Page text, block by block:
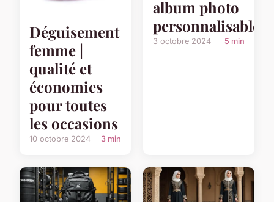
Déguisement
femme |
qualité et
économies
pour toutes
les occasions
10 octobre 2024 3 min
album photo
personnalisable
3 octobre 2024 5 min